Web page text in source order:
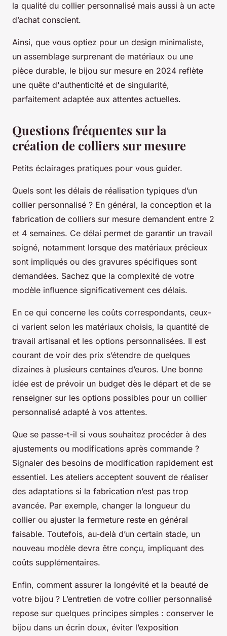
la qualité du collier personnalisé mais aussi à un acte
d’achat conscient.
Ainsi, que vous optiez pour un design minimaliste,
un assemblage surprenant de matériaux ou une
pièce durable, le bijou sur mesure en 2024 reflète
une quête d'authenticité et de singularité,
parfaitement adaptée aux attentes actuelles.
Questions fréquentes sur la
création de colliers sur mesure
Petits éclairages pratiques pour vous guider.
Quels sont les délais de réalisation typiques d’un
collier personnalisé ? En général, la conception et la
fabrication de colliers sur mesure demandent entre 2
et 4 semaines. Ce délai permet de garantir un travail
soigné, notamment lorsque des matériaux précieux
sont impliqués ou des gravures spécifiques sont
demandées. Sachez que la complexité de votre
modèle influence significativement ces délais.
En ce qui concerne les coûts correspondants, ceux-
ci varient selon les matériaux choisis, la quantité de
travail artisanal et les options personnalisées. Il est
courant de voir des prix s’étendre de quelques
dizaines à plusieurs centaines d’euros. Une bonne
idée est de prévoir un budget dès le départ et de se
renseigner sur les options possibles pour un collier
personnalisé adapté à vos attentes.
Que se passe-t-il si vous souhaitez procéder à des
ajustements ou modifications après commande ?
Signaler des besoins de modification rapidement est
essentiel. Les ateliers acceptent souvent de réaliser
des adaptations si la fabrication n’est pas trop
avancée. Par exemple, changer la longueur du
collier ou ajuster la fermeture reste en général
faisable. Toutefois, au-delà d’un certain stade, un
nouveau modèle devra être conçu, impliquant des
coûts supplémentaires.
Enfin, comment assurer la longévité et la beauté de
votre bijou ? L’entretien de votre collier personnalisé
repose sur quelques principes simples : conserver le
bijou dans un écrin doux, éviter l’exposition